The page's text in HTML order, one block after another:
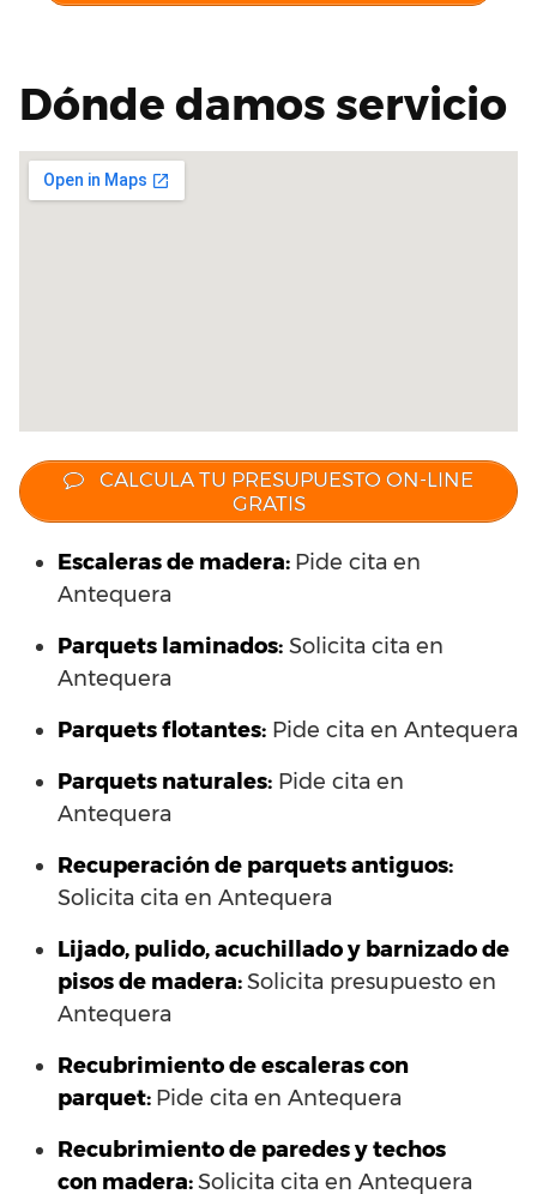
Dónde damos servicio
CALCULA TU PRESUPUESTO ON-LINE
GRATIS
Escaleras de madera: Pide cita en
Antequera
Parquets laminados: Solicita cita en
Antequera
Parquets flotantes: Pide cita en Antequera
Parquets naturales: Pide cita en
Antequera
Recuperación de parquets antiguos:
Solicita cita en Antequera
Lijado, pulido, acuchillado y barnizado de
pisos de madera:Solicita presupuesto en
Antequera
Recubrimiento de escaleras con
parquet: Pide cita en Antequera
Recubrimiento de paredes y techos
con madera:Solicita cita en Antequera